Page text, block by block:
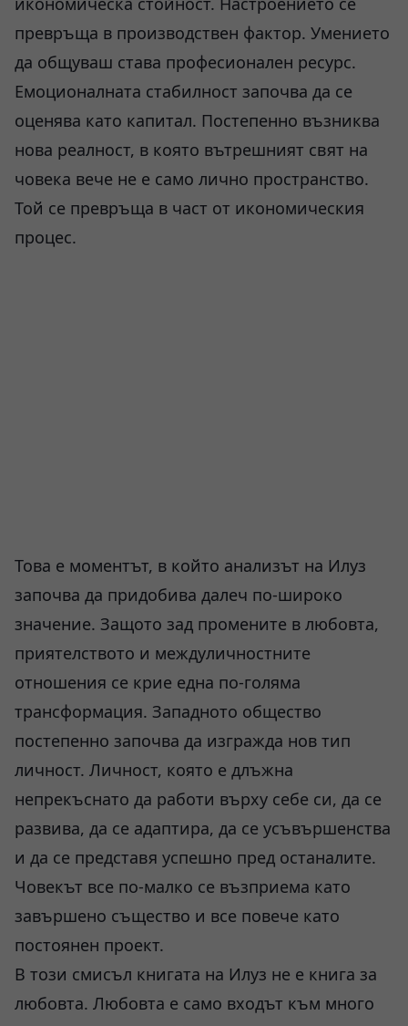
превръща в производствен фактор. Умението
да общуваш става професионален ресурс.
Емоционалната стабилност започва да се
оценява като капитал. Постепенно възниква
нова реалност, в която вътрешният свят на
човека вече не е само лично пространство.
Той се превръща в част от икономическия
процес.
Това е моментът, в който анализът на Илуз
започва да придобива далеч по-широко
значение. Защото зад промените в любовта,
приятелството и междуличностните
отношения се крие една по-голяма
трансформация. Западното общество
постепенно започва да изгражда нов тип
личност. Личност, която е длъжна
непрекъснато да работи върху себе си, да се
развива, да се адаптира, да се усъвършенства
и да се представя успешно пред останалите.
Човекът все по-малко се възприема като
завършено същество и все повече като
постоянен проект.
В този смисъл книгата на Илуз не е книга за
любовта. Любовта е само входът към много